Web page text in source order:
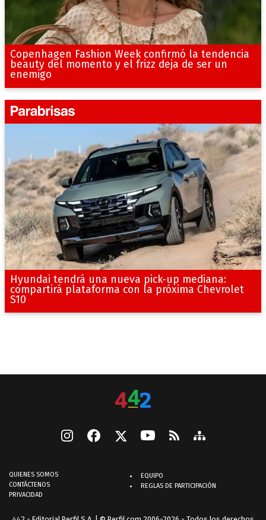
Copenhagen Fashion Week confirmó la tendencia
beauty del momento y el frizz deja de ser un
enemigo
Hyundai tendrá una nueva pick-up mediana:
compartirá plataforma con la próxima Chevrolet
S10
QUIENES SOMOS
CONTÁCTENOS
PRIVACIDAD
EQUIPO
REGLAS DE PARTICIPACIÓN